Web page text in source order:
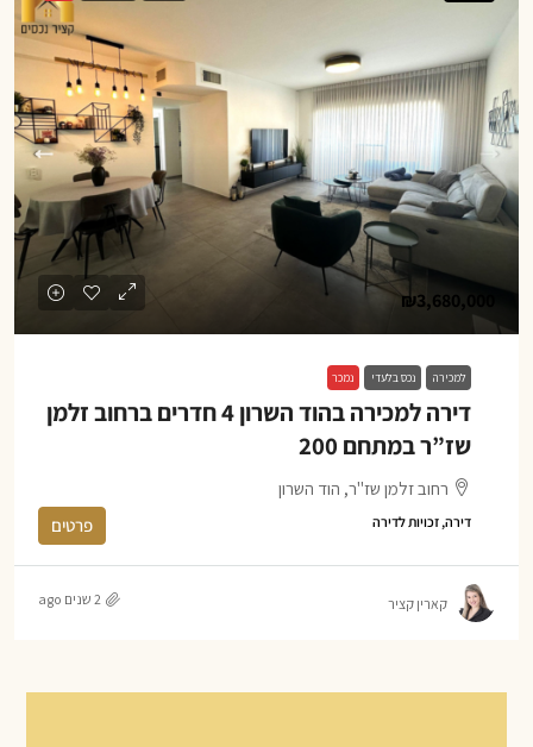
₪3,680,000
למכירה נכס בלעדי נמכר
דירה למכירה בהוד השרון 4 חדרים ברחוב זלמן
שז”ר במתחם 200
רחוב זלמן שז"ר, הוד השרון
דירה, זכויות לדירה פרטים
קארין קציר 2 שנים ago